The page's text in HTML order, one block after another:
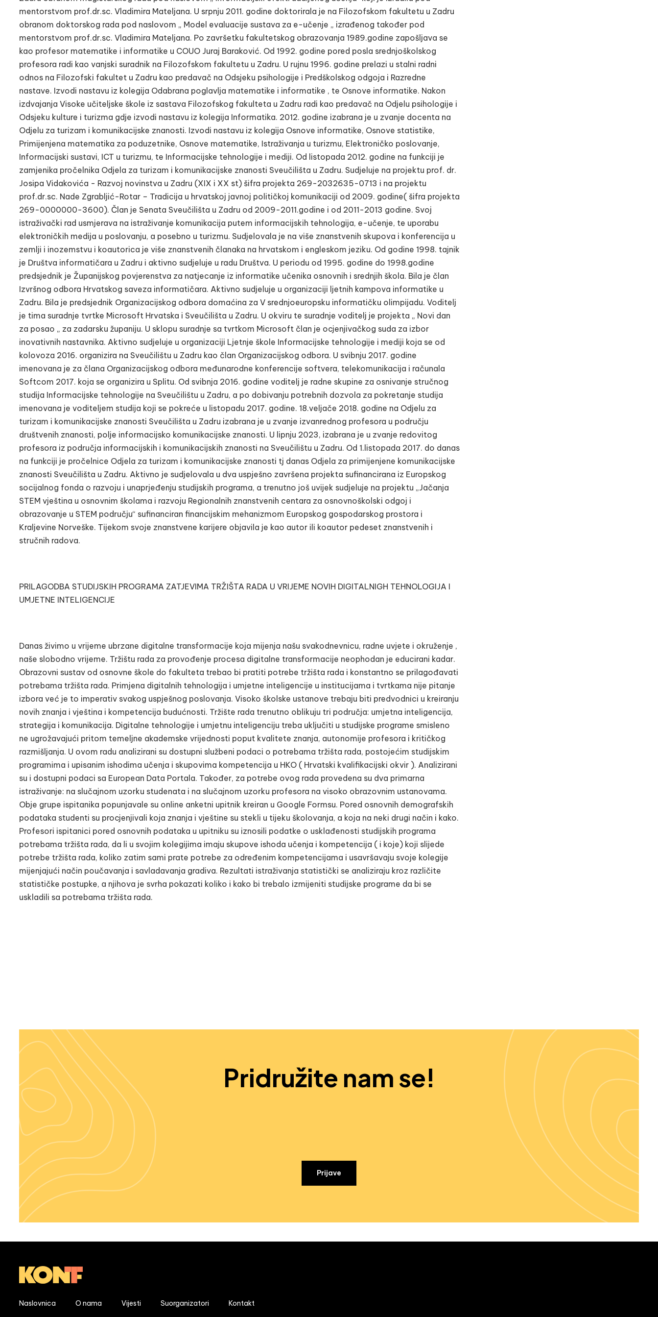
mentorstvom prof.dr.sc. Vladimira Mateljana. U srpnju 2011. godine doktorirala je na Filozofskom fakultetu u Zadru
obranom doktorskog rada pod naslovom „ Model evaluacije sustava za e-učenje „ izrađenog također pod
mentorstvom prof.dr.sc. Vladimira Mateljana. Po završetku fakultetskog obrazovanja 1989.godine zapošljava se
kao profesor matematike i informatike u COUO Juraj Baraković. Od 1992. godine pored posla srednjoškolskog
profesora radi kao vanjski suradnik na Filozofskom fakultetu u Zadru. U rujnu 1996. godine prelazi u stalni radni
odnos na Filozofski fakultet u Zadru kao predavač na Odsjeku psihologije i Predškolskog odgoja i Razredne
nastave. Izvodi nastavu iz kolegija Odabrana poglavlja matematike i informatike , te Osnove informatike. Nakon
izdvajanja Visoke učiteljske škole iz sastava Filozofskog fakulteta u Zadru radi kao predavač na Odjelu psihologije i
Odsjeku kulture i turizma gdje izvodi nastavu iz kolegija Informatika. 2012. godine izabrana je u zvanje docenta na
Odjelu za turizam i komunikacijske znanosti. Izvodi nastavu iz kolegija Osnove informatike, Osnove statistike,
Primijenjena matematika za poduzetnike, Osnove matematike, Istraživanja u turizmu, Elektroničko poslovanje,
Informacijski sustavi, ICT u turizmu, te Informacijske tehnologije i mediji. Od listopada 2012. godine na funkciji je
zamjenika pročelnika Odjela za turizam i komunikacijske znanosti Sveučilišta u Zadru. Sudjeluje na projektu prof. dr.
Josipa Vidakovića - Razvoj novinstva u Zadru (XIX i XX st) šifra projekta 269-2032635-0713 i na projektu
prof.dr.sc. Nade Zgrabljić-Rotar – Tradicija u hrvatskoj javnoj političkoj komunikaciji od 2009. godine( šifra projekta
269-0000000-3600). Član je Senata Sveučilišta u Zadru od 2009-2011.godine i od 2011-2013 godine. Svoj
istraživački rad usmjerava na istraživanje komunikacija putem informacijskih tehnologija, e-učenje, te uporabu
elektroničkih medija u poslovanju, a posebno u turizmu. Sudjelovala je na više znanstvenih skupova i konferencija u
zemlji i inozemstvu i koautorica je više znanstvenih članaka na hrvatskom i engleskom jeziku. Od godine 1998. tajnik
je Društva informatičara u Zadru i aktivno sudjeluje u radu Društva. U periodu od 1995. godine do 1998.godine
predsjednik je Županijskog povjerenstva za natjecanje iz informatike učenika osnovnih i srednjih škola. Bila je član
Izvršnog odbora Hrvatskog saveza informatičara. Aktivno sudjeluje u organizaciji ljetnih kampova informatike u
Zadru. Bila je predsjednik Organizacijskog odbora domaćina za V srednjoeuropsku informatičku olimpijadu. Voditelj
je tima suradnje tvrtke Microsoft Hrvatska i Sveučilišta u Zadru. U okviru te suradnje voditelj je projekta „ Novi dan
za posao „ za zadarsku županiju. U sklopu suradnje sa tvrtkom Microsoft član je ocjenjivačkog suda za izbor
inovativnih nastavnika. Aktivno sudjeluje u organizaciji Ljetnje škole Informacijske tehnologije i mediji koja se od
kolovoza 2016. organizira na Sveučilištu u Zadru kao član Organizacijskog odbora. U svibnju 2017. godine
imenovana je za člana Organizacijskog odbora međunarodne konferencije softvera, telekomunikacija i računala
Softcom 2017. koja se organizira u Splitu. Od svibnja 2016. godine voditelj je radne skupine za osnivanje stručnog
studija Informacijske tehnologije na Sveučilištu u Zadru, a po dobivanju potrebnih dozvola za pokretanje studija
imenovana je voditeljem studija koji se pokreće u listopadu 2017. godine. 18.veljače 2018. godine na Odjelu za
turizam i komunikacijske znanosti Sveučilišta u Zadru izabrana je u zvanje izvanrednog profesora u području
društvenih znanosti, polje informacijsko komunikacijske znanosti. U lipnju 2023, izabrana je u zvanje redovitog
profesora iz područja informacijskih i komunikacijskih znanosti na Sveučilištu u Zadru. Od 1.listopada 2017. do danas
na funkciji je pročelnice Odjela za turizam i komunikacijske znanosti tj danas Odjela za primijenjene komunikacijske
znanosti Sveučilišta u Zadru. Aktivno je sudjelovala u dva uspješno završena projekta sufinancirana iz Europskog
socijalnog fonda o razvoju i unaprjeđenju studijskih programa, a trenutno još uvijek sudjeluje na projektu „Jačanja
STEM vještina u osnovnim školama i razvoju Regionalnih znanstvenih centara za osnovnoškolski odgoj i
obrazovanje u STEM području“ sufinanciran financijskim mehanizmom Europskog gospodarskog prostora i
Kraljevine Norveške. Tijekom svoje znanstvene karijere objavila je kao autor ili koautor pedeset znanstvenih i
stručnih radova.
PRILAGODBA STUDIJSKIH PROGRAMA ZATJEVIMA TRŽIŠTA RADA U VRIJEME NOVIH DIGITALNIGH TEHNOLOGIJA I
UMJETNE INTELIGENCIJE
Danas živimo u vrijeme ubrzane digitalne transformacije koja mijenja našu svakodnevnicu, radne uvjete i okruženje ,
naše slobodno vrijeme. Tržištu rada za provođenje procesa digitalne transformacije neophodan je educirani kadar.
Obrazovni sustav od osnovne škole do fakulteta trebao bi pratiti potrebe tržišta rada i konstantno se prilagođavati
potrebama tržišta rada. Primjena digitalnih tehnologija i umjetne inteligencije u institucijama i tvrtkama nije pitanje
izbora već je to imperativ svakog uspješnog poslovanja. Visoko školske ustanove trebaju biti predvodnici u kreiranju
novih znanja i vještina i kompetencija budućnosti. Tržište rada trenutno oblikuju tri područja: umjetna inteligencija,
strategija i komunikacija. Digitalne tehnologije i umjetnu inteligenciju treba uključiti u studijske programe smisleno
ne ugrožavajući pritom temeljne akademske vrijednosti poput kvalitete znanja, autonomije profesora i kritičkog
razmišljanja. U ovom radu analizirani su dostupni službeni podaci o potrebama tržišta rada, postojećim studijskim
programima i upisanim ishodima učenja i skupovima kompetencija u HKO ( Hrvatski kvalifikacijski okvir ). Analizirani
su i dostupni podaci sa European Data Portala. Također, za potrebe ovog rada provedena su dva primarna
istraživanje: na slučajnom uzorku studenata i na slučajnom uzorku profesora na visoko obrazovnim ustanovama.
Obje grupe ispitanika popunjavale su online anketni upitnik kreiran u Google Formsu. Pored osnovnih demografskih
podataka studenti su procjenjivali koja znanja i vještine su stekli u tijeku školovanja, a koja na neki drugi način i kako.
Profesori ispitanici pored osnovnih podataka u upitniku su iznosili podatke o usklađenosti studijskih programa
potrebama tržišta rada, da li u svojim kolegijima imaju skupove ishoda učenja i kompetencija ( i koje) koji slijede
potrebe tržišta rada, koliko zatim sami prate potrebe za određenim kompetencijama i usavršavaju svoje kolegije
mijenjajući način poučavanja i savladavanja gradiva. Rezultati istraživanja statistički se analiziraju kroz različite
statističke postupke, a njihova je svrha pokazati koliko i kako bi trebalo izmijeniti studijske programe da bi se
uskladili sa potrebama tržišta rada.
Pridružite nam se!
Prijave
Naslovnica O nama Vijesti Suorganizatori Kontakt